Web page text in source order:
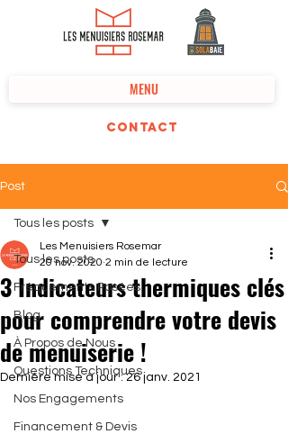
Contact
MENU
Post
Tous les posts
Fréquements Posées
Blog
À Propos de Nous
Questions Techniques
Nos Engagements
Financement & Devis
Tous les posts
3 Indicateurs thermiques clés
pour comprendre votre devis
de menuiserie !
Les Menuisiers Rosemar
20 nov. 2020 2 min de lecture
Dernière mise à jour :26 janv. 2021